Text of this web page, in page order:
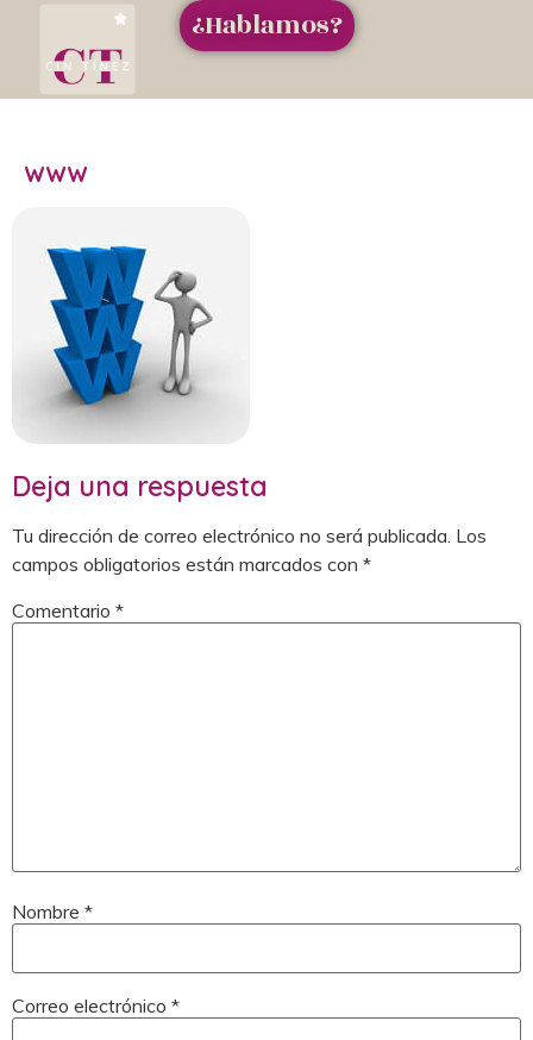
¿Hablamos?
www
Deja una respuesta
Tu dirección de correo electrónico no será publicada. Los
campos obligatorios están marcados con *
Comentario *
Nombre *
Correo electrónico *